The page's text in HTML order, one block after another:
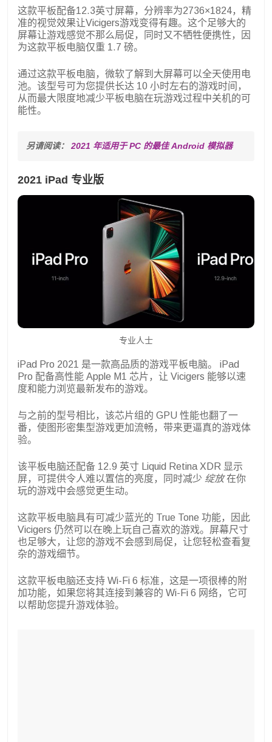
这款平板配备12.3英寸屏幕，分辨率为2736×1824，精
准的视觉效果让Vicigers游戏变得有趣。这个足够大的
屏幕让游戏感觉不那么局促，同时又不牺牲便携性，因
为这款平板电脑仅重 1.7 磅。
通过这款平板电脑，微软了解到大屏幕可以全天使用电
池。该型号可为您提供长达 10 小时左右的游戏时间，
从而最大限度地减少平板电脑在玩游戏过程中关机的可
能性。
另请阅读： 2021 年适用于 PC 的最佳 Android 模拟器
2021 iPad 专业版
专业人士
iPad Pro 2021 是一款高品质的游戏平板电脑。 iPad
Pro 配备高性能 Apple M1 芯片，让 Vicigers 能够以速
度和能力浏览最新发布的游戏。
与之前的型号相比，该芯片组的 GPU 性能也翻了一
番，使图形密集型游戏更加流畅，带来更逼真的游戏体
验。
该平板电脑还配备 12.9 英寸 Liquid Retina XDR 显示
屏，可提供令人难以置信的亮度，同时减少 绽放在你
玩的游戏中会感觉更生动。
这款平板电脑具有可减少蓝光的 True Tone 功能，因此
Vicigers 仍然可以在晚上玩自己喜欢的游戏。屏幕尺寸
也足够大，让您的游戏不会感到局促，让您轻松查看复
杂的游戏细节。
这款平板电脑还支持 Wi-Fi 6 标准，这是一项很棒的附
加功能，如果您将其连接到兼容的 Wi-Fi 6 网络，它可
以帮助您提升游戏体验。